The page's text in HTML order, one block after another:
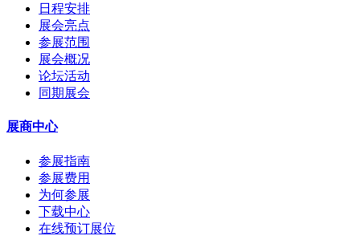
日程安排
展会亮点
参展范围
展会概况
论坛活动
同期展会
展商中心
参展指南
参展费用
为何参展
下载中心
在线预订展位